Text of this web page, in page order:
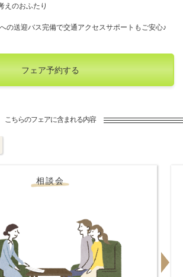
えのおふたり
の送迎バス完備で交通アクセスサポートもご安心♪
フェア予約する
こちらのフェアに含まれる内容
相談会